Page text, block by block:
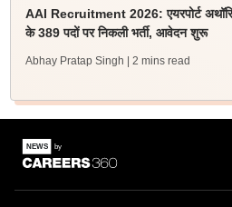
AAI Recruitment 2026: एयरपोर्ट
के 389 पदों पर निकली भर्ती, आवेदन शुरू
Abhay Pratap Singh | 2 mins read